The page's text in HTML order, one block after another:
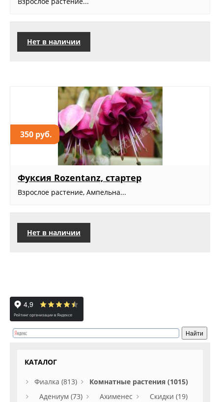
Нет в наличии
350 руб.
Фуксия Rozentanz, стартер
Взрослое растение, Ампельна...
Нет в наличии
КАТАЛОГ
Фиалка (813)
Комнатные растения (1015)
Адениум (73)
Ахименес
Скидки (19)